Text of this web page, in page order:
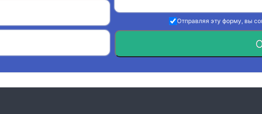
Отправляя эту форму, вы